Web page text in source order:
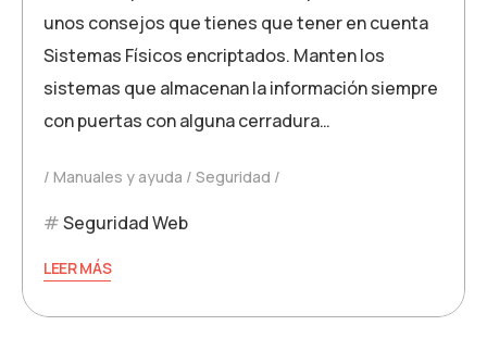
unos consejos que tienes que tener en cuenta
Sistemas Físicos encriptados. Manten los
sistemas que almacenan la información siempre
con puertas con alguna cerradura…
Manuales y ayuda Seguridad
Seguridad Web
LEER MÁS